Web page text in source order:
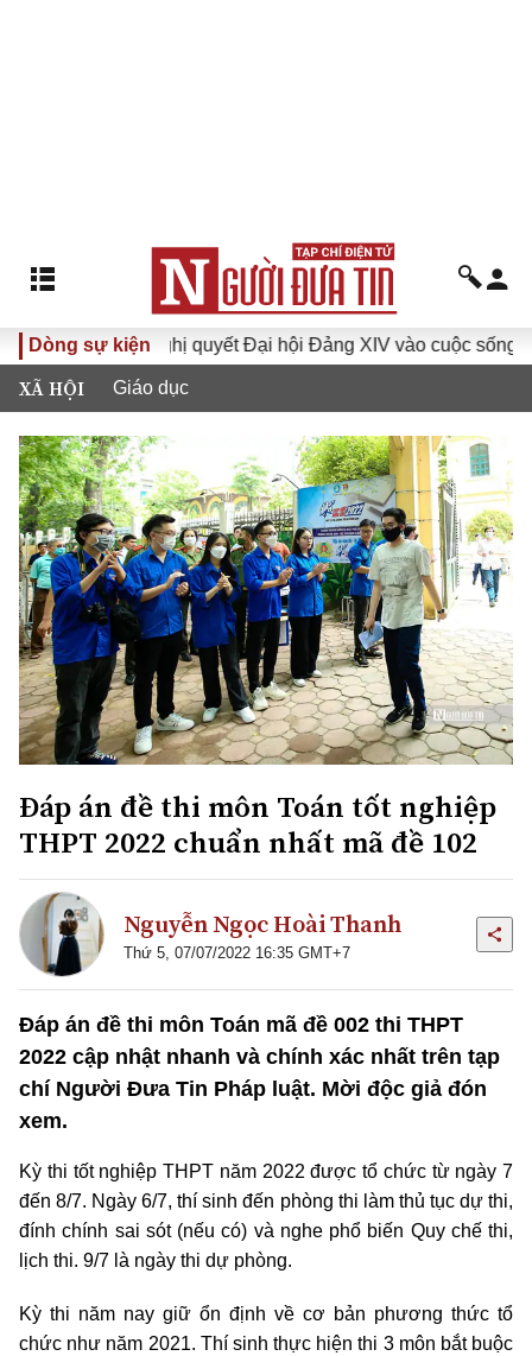
Dòng sự kiện
Đưa Nghị quyết Đại hội Đảng XIV vào cuộc sống
XÃ HỘI Giáo dục
Đáp án đề thi môn Toán tốt nghiệp
THPT 2022 chuẩn nhất mã đề 102
Nguyễn Ngọc Hoài Thanh
Thứ 5, 07/07/2022 16:35 GMT+7
Đáp án đề thi môn Toán mã đề 002 thi THPT
2022 cập nhật nhanh và chính xác nhất trên tạp
chí Người Đưa Tin Pháp luật. Mời độc giả đón
xem.
Kỳ thi tốt nghiệp THPT năm 2022 được tổ chức từ ngày 7
đến 8/7. Ngày 6/7, thí sinh đến phòng thi làm thủ tục dự thi,
đính chính sai sót (nếu có) và nghe phổ biến Quy chế thi,
lịch thi. 9/7 là ngày thi dự phòng.
Kỳ thi năm nay giữ ổn định về cơ bản phương thức tổ
chức như năm 2021. Thí sinh thực hiện thi 3 môn bắt buộc